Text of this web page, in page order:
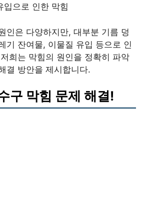
입으로 인한 막힘
인은 다양하지만, 대부분 기름 덩
기 잔여물, 이물질 유입 등으로 인
희는 막힘의 원인을 정확히 파악
결 방안을 제시합니다.
구 막힘 문제 해결!